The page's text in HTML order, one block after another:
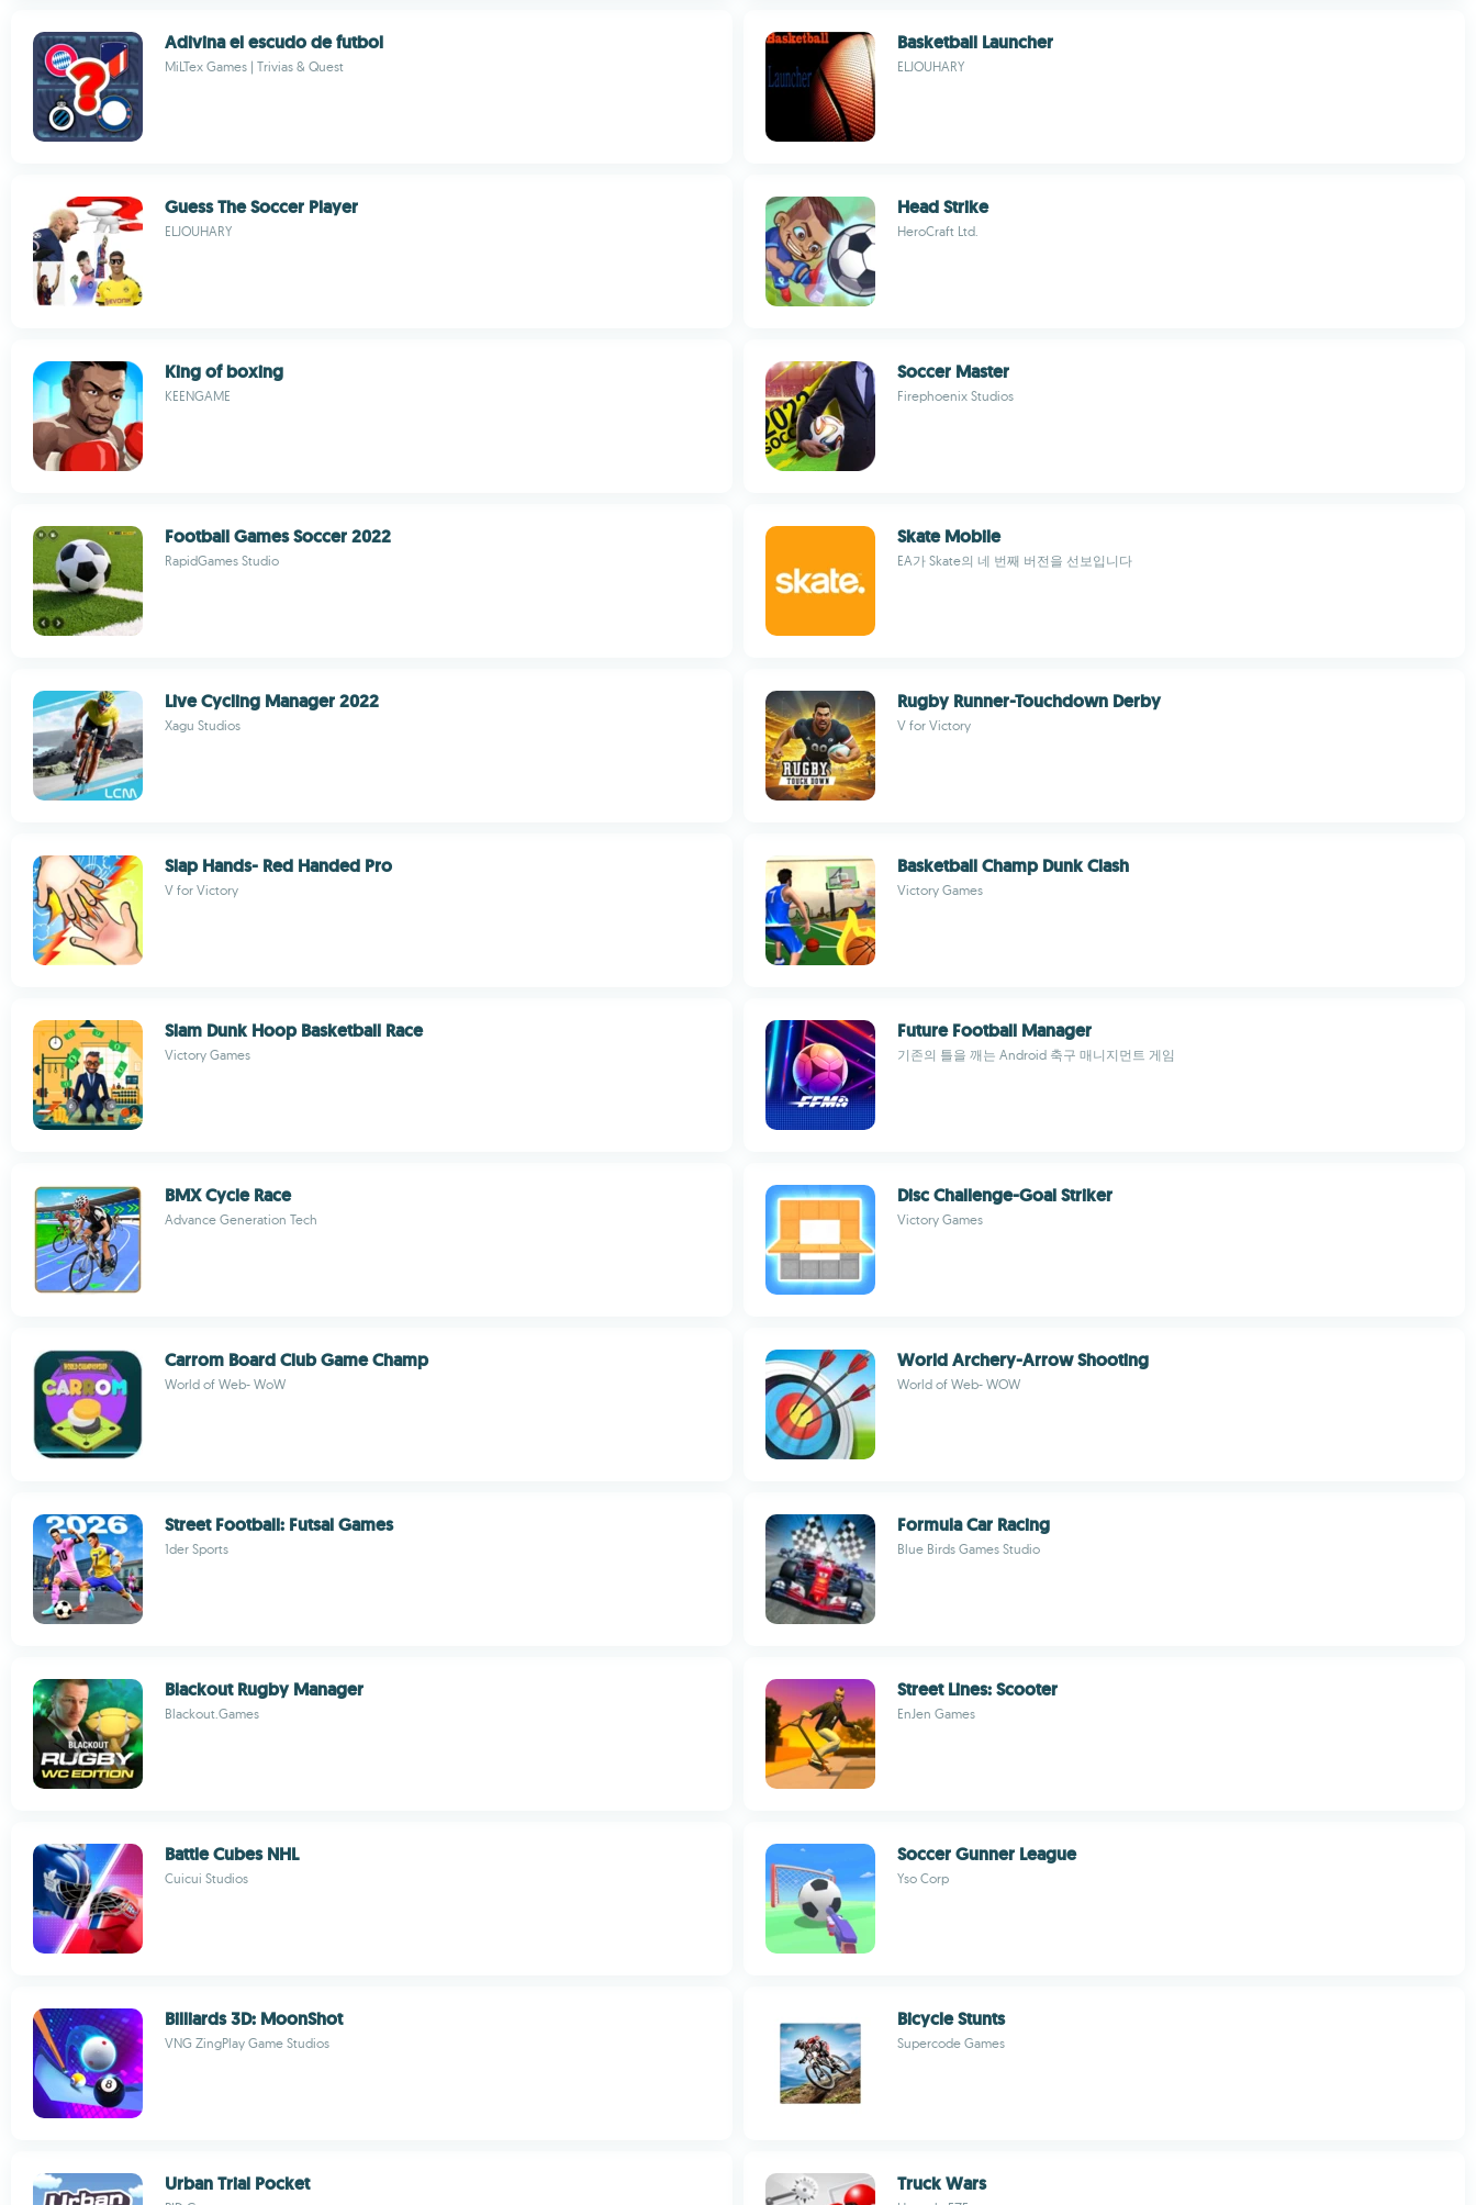
Adivina el escudo de futbol
MiLTex Games | Trivias & Quest
Basketball Launcher
ELJOUHARY
Guess The Soccer Player
ELJOUHARY
Head Strike
HeroCraft Ltd.
King of boxing
KEENGAME
Soccer Master
Firephoenix Studios
Football Games Soccer 2022
RapidGames Studio
Skate Mobile
EA가 Skate의 네 번째 버전을 선보입니다
Live Cycling Manager 2022
Xagu Studios
Rugby Runner-Touchdown Derby
V for Victory
Slap Hands- Red Handed Pro
V for Victory
Basketball Champ Dunk Clash
Victory Games
Slam Dunk Hoop Basketball Race
Victory Games
Future Football Manager
기존의 틀을 깨는 Android 축구 매니지먼트 게임
BMX Cycle Race
Advance Generation Tech
Disc Challenge-Goal Striker
Victory Games
Carrom Board Club Game Champ
World of Web- WoW
World Archery-Arrow Shooting
World of Web- WOW
Street Football: Futsal Games
1der Sports
Formula Car Racing
Blue Birds Games Studio
Blackout Rugby Manager
Blackout.Games
Street Lines: Scooter
EnJen Games
Battle Cubes NHL
Cuicui Studios
Soccer Gunner League
Yso Corp
Billiards 3D: MoonShot
VNG ZingPlay Game Studios
Bicycle Stunts
Supercode Games
Urban Trial Pocket Truck Wars